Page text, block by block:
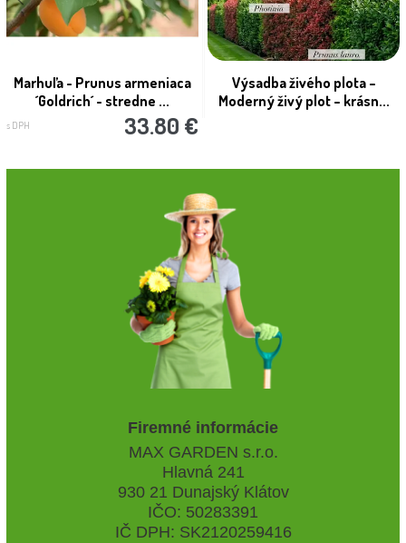
Marhuľa - Prunus armeniaca
´Goldrich´ - stredne ...
s DPH 33.80 €
Výsadba živého plota –
Moderný živý plot – krásn...
Firemné informácie
MAX GARDEN s.r.o.
Hlavná 241
930 21 Dunajský Klátov
IČO: 50283391
IČ DPH: SK2120259416